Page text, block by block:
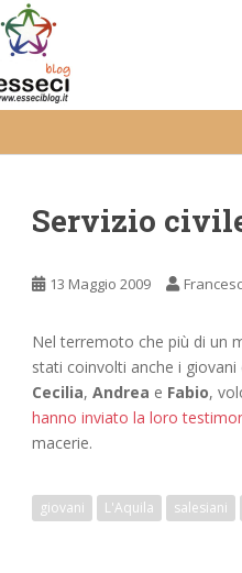
Servizio
13 Maggio 2009
Nel terremoto che più di un
stati coinvolti anche i
Cecilia, Andrea e Fabio,
hanno inviato la loro
macerie.
giovani L'Aquila salesiani